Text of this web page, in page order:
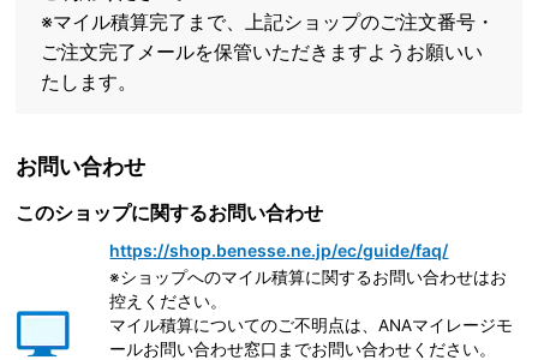
※マイル積算完了まで、上記ショップのご注文番号・
ご注文完了メールを保管いただきますようお願いい
たします。
お問い合わせ
このショップに関するお問い合わせ
https://shop.benesse.ne.jp/ec/guide/faq/
※ショップへのマイル積算に関するお問い合わせはお
控えください。
マイル積算についてのご不明点は、ANAマイレージモ
ールお問い合わせ窓口までお問い合わせください。